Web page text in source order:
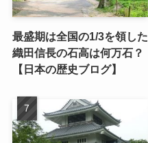
最盛期は全国の1/3を領した
織田信長の石高は何万石？
【日本の歴史ブログ】